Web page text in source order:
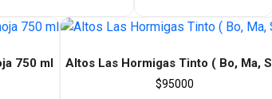
750 ml Altos Las Hormigas Tinto ( Bo, Ma,
$95000